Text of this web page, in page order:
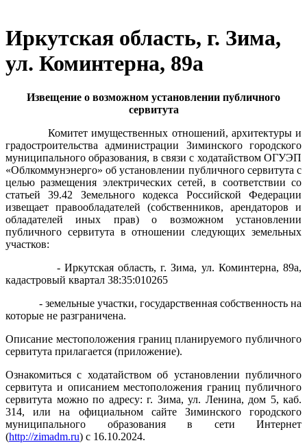
Иркутская область, г. Зима,
ул. Коминтерна, 89а
Извещение о возможном установлении публичного
сервитута
Комитет имущественных отношений, архитектуры и
градостроительства администрации Зиминского городского
муниципального образования, в связи с ходатайством ОГУЭП
«Облкоммунэнерго» об установлении публичного сервитута с
целью размещения электрических сетей, в соответствии со
статьей 39.42 Земельного кодекса Российской Федерации
извещает правообладателей (собственников, арендаторов и
обладателей иных прав) о возможном установлении
публичного сервитута в отношении следующих земельных
участков:
- Иркутская область, г. Зима, ул. Коминтерна, 89а,
кадастровый квартал 38:35:010265
- земельные участки, государственная собственность на
которые не разграничена.
Описание местоположения границ планируемого публичного
сервитута прилагается (приложение).
Ознакомиться с ходатайством об установлении публичного
сервитута и описанием местоположения границ публичного
сервитута можно по адресу: г. Зима, ул. Ленина, дом 5, каб.
314, или на официальном сайте Зиминского городского
муниципального образования в сети Интернет
(http://zimadm.ru) с 16.10.2024.